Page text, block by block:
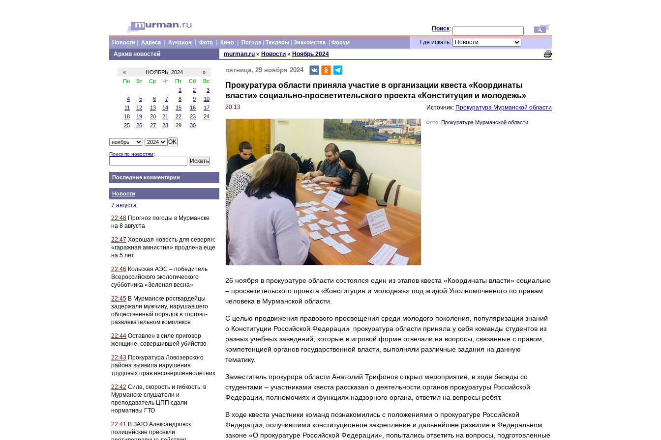
Поиск:
Новости Адреса Аукцион Фото Кино Погода Тендеры Знакомства Форум
Где искать:
Архив новостей
« НОЯБРЬ, 2024
»
Пн
Вт Ср Чт Пт Сб
Вс
1
2
3
4
5 6 7 8 9
10
11
12 13 14 15 16
17
18
19 20 21 22 23
24
25
26 27 28 29 30
Поиск по новостям:
Последние комментарии
Новости
7 августа:
22:48 Прогноз погоды в Мурманске
на 8 августа
22:47 Хорошая новость для северян:
«гаражная амнистия» продлена еще
на 5 лет
22:46 Кольская АЭС – победитель
Всероссийского экологического
субботника «Зеленая весна»
22:45 В Мурманске росгвардейцы
задержали мужчину, нарушавшего
общественный порядок в торгово-
развлекательном комплексе
22:44 Оставлен в силе приговор
женщине, совершившей убийство
22:43 Прокуратура Ловозерского
района выявила нарушения
трудовых прав несовершеннолетних
22:42 Сила, скорость и гибкость: в
Мурманске слушатели и
преподаватель ЦПП сдали
нормативы ГТО
22:41 В ЗАТО Александровск
полицейские пресекли
murman.ru » Новости » Ноябрь 2024
пятница, 29 ноября 2024
Прокуратура области приняла участие в организации квеста «Координаты
власти» социально-просветительского проекта «Конституция и молодежь»
20:13 Источник: Прокуратура Мурманской области
Фото: Прокуратура Мурманской области
26 ноября в прокуратуре области состоялся один из этапов квеста «Координаты власти» социально
– просветительского проекта «Конституция и молодежь» под эгидой Уполномоченного по правам
человека в Мурманской области.
С целью продвижения правового просвещения среди молодого поколения, популяризации знаний
о Конституции Российской Федерации прокуратура области приняла у себя команды студентов из
разных учебных заведений, которые в игровой форме отвечали на вопросы, связанные с правом,
компетенцией органов государственной власти, выполняли различные задания на данную
тематику.
Заместитель прокурора области Анатолий Трифонов открыл мероприятие, в ходе беседы со
студентами – участниками квеста рассказал о деятельности органов прокуратуры Российской
Федерации, полномочиях и функциях надзорного органа, ответил на вопросы ребят.
В ходе квеста участники команд познакомились с положениями о прокуратуре Российской
Федерации, получившими конституционное закрепление и дальнейшее развитие в Федеральном
законе «О прокуратуре Российской Федерации», попытались ответить на вопросы, подготовленные